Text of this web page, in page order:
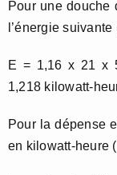
Pour une douche
l’énergie
E = 1,16 x 21 x
1,218 kilowatt-
Pour la dépense
en kilowatt-heure